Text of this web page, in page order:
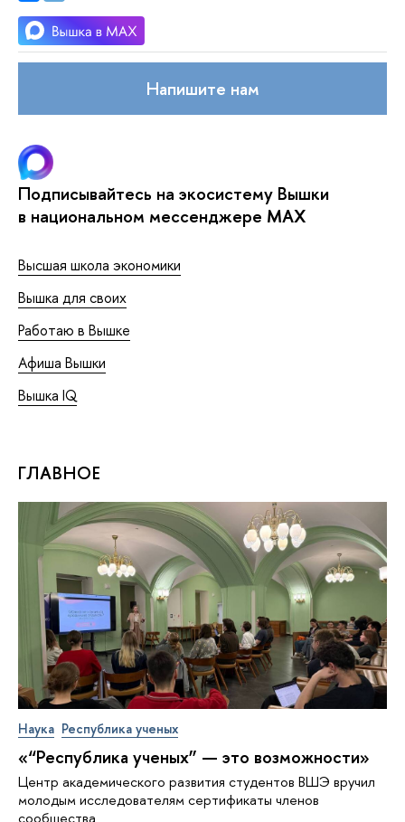
Напишите нам
Подписывайтесь на экосистему Вышки
в национальном мессенджере MAX
Высшая школа экономики
Вышка для своих
Работаю в Вышке
Афиша Вышки
Вышка IQ
ГЛАВНОЕ
Наука Республика ученых
«“Республика ученых” — это возможности»
Центр академического развития студентов ВШЭ вручил
молодым исследователям сертификаты членов
сообщества